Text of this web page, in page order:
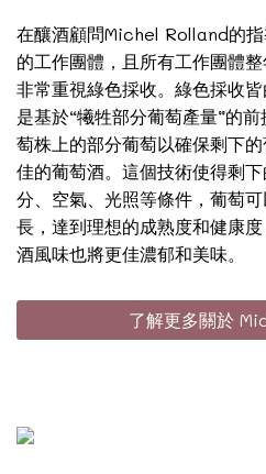
在釀酒顧問Michel Rolland的
的工作團體，且所有工作團體
非常重視綠色採收。綠色採收
是基於“犧牲部分葡萄產量”的
萄株上的部分葡萄以確保剩下
佳的葡萄酒。這個技術使得剩
分、空氣、光照等條件，葡萄
長，達到理想的成熟度和健康
酒風味也將更佳濃郁和美味。
了解更多關於